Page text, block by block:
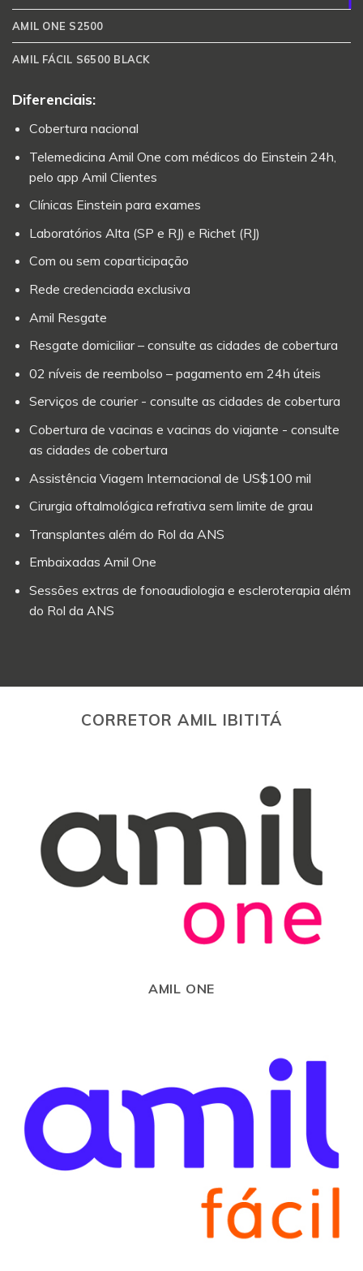
AMIL ONE S2500
AMIL FÁCIL S6500 BLACK
Diferenciais:
Cobertura nacional
Telemedicina Amil One com médicos do Einstein 24h,
pelo app Amil Clientes
Clínicas Einstein para exames
Laboratórios Alta (SP e RJ) e Richet (RJ)
Com ou sem coparticipação
Rede credenciada exclusiva
Amil Resgate
Resgate domiciliar – consulte as cidades de cobertura
02 níveis de reembolso – pagamento em 24h úteis
Serviços de courier - consulte as cidades de cobertura
Cobertura de vacinas e vacinas do viajante - consulte
as cidades de cobertura
Assistência Viagem Internacional de US$100 mil
Cirurgia oftalmológica refrativa sem limite de grau
Transplantes além do Rol da ANS
Embaixadas Amil One
Sessões extras de fonoaudiologia e escleroterapia além
do Rol da ANS
CORRETOR AMIL IBITITÁ
AMIL ONE